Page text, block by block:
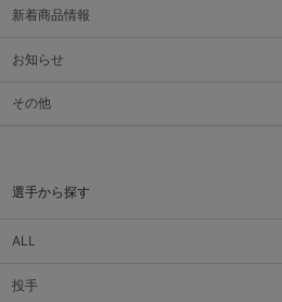
新着商品情報
お知らせ
その他
選手から探す
ALL
投手